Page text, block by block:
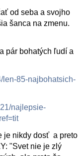
od seba a svojho
šanca na zmenu.
pár bohatých ľudí a
len-85-najbohatsich-
najlepsie-
je nikdy dosť a preto
"Svet nie je zlý